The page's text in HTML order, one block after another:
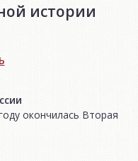
истории
окончилась Вторая